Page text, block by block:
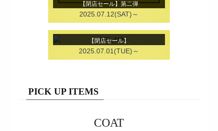
【閉店セール】第二弾
2025.07.12(SAT)～
【閉店セール】
2025.07.01(TUE)～
PICK UP ITEMS
COAT